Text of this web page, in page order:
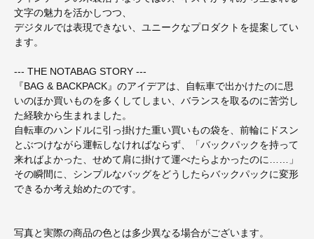
文字の魅力を活かしつつ、
デジタルでは表現できない、ユニークなプロダクトを提案してい
ます。
--- THE NOTABAG STORY ---
『BAG & BACKPACK』のアイデアは、自転車で出かけたのに思
いのほか買いものを多くしてしまい、バランスを取るのに苦労し
た経験から生まれました。
自転車のハンドルに引っ掛けた重い買いもの袋を、前輪にドスン
とぶつけながら運転しなければならず、「バックパックを持って
来ればよかった、せめて肩に掛けて運べたらよかったのに……」
その瞬間に、シンプルなバッグをどうしたらバックパックに変形
できるか考え始めたのです。
写真と実際の商品の色とは多少異なる場合がございます。